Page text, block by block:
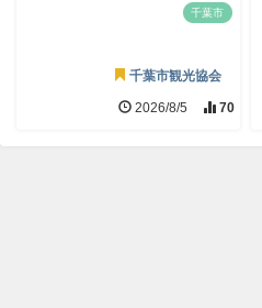
千葉市
千葉市観光協会
2026/8/5 70